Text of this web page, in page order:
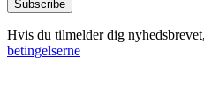
Hvis du tilmelder dig
betingelserne